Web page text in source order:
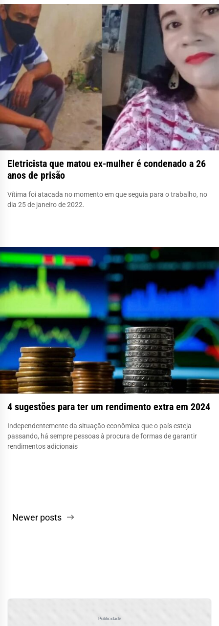
Eletricista que matou ex-mulher é condenado a 26
anos de prisão
Vítima foi atacada no momento em que seguia para o trabalho, no
dia 25 de janeiro de 2022.
4 sugestões para ter um rendimento extra em 2024
Independentemente da situação econômica que o país esteja
passando, há sempre pessoas à procura de formas de garantir
rendimentos adicionais
Navegação
Newer posts
Publicidade